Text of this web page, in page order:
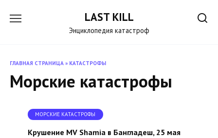
LAST KILL
Энциклопедия катастроф
ГЛАВНАЯ СТРАНИЦА » КАТАСТРОФЫ
Морские катастрофы
МОРСКИЕ КАТАСТРОФЫ
Крушение MV Shamia в Бангладеш, 25 мая